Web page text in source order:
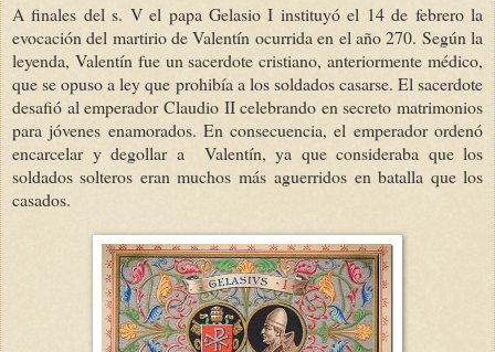
A finales del s. V el papa Gelasio I instituyó el 14 de febrero la
evocación del martirio de Valentín ocurrida en el año 270. Según la
leyenda, Valentín fue un sacerdote cristiano, anteriormente médico,
que se opuso a ley que prohibía a los soldados casarse. El sacerdote
desafió al emperador Claudio II celebrando en secreto matrimonios
para jóvenes enamorados. En consecuencia, el emperador ordenó
encarcelar y degollar a Valentín, ya que consideraba que los
soldados solteros eran muchos más aguerridos en batalla que los
casados.